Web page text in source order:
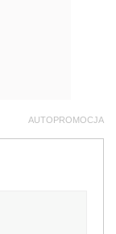
AUTOPROMOCJA